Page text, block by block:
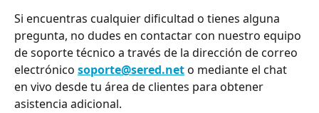
Si encuentras cualquier dificultad o tienes alguna
pregunta, no dudes en contactar con nuestro equipo
de soporte técnico a través de la dirección de correo
electrónico soporte@sered.net o mediante el chat
en vivo desde tu área de clientes para obtener
asistencia adicional.